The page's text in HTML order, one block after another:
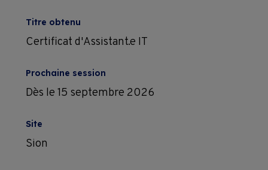
Titre obtenu
Certificat d'Assistant.e IT
Prochaine session
Dès le 15 septembre 2026
Site
Sion